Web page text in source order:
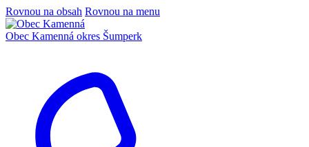
Rovnou na obsah Rovnou na menu
Obec Kamenná okres Šumperk